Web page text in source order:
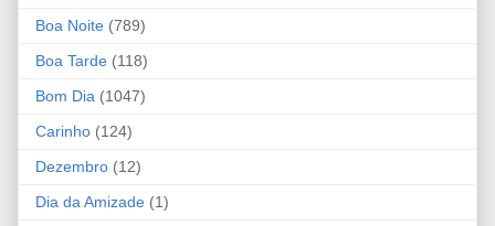
Boa Noite (789)
Boa Tarde (118)
Bom Dia (1047)
Carinho (124)
Dezembro (12)
Dia da Amizade (1)